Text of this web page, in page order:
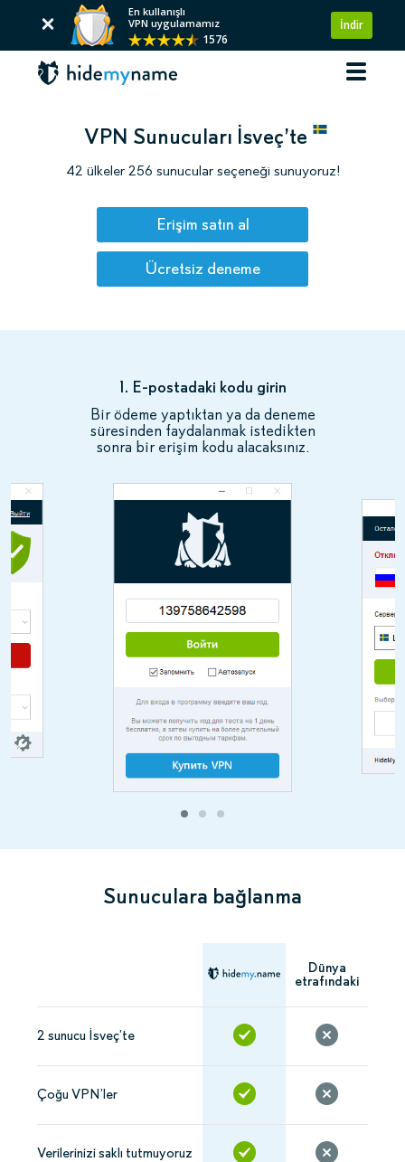
En kullanışlı
VPN uygulamamız
1576
İndir
VPN Sunucuları İsveç’te
42 ülkeler 256 sunucular seçeneği sunuyoruz!
Erişim satın al
Ücretsiz deneme
1. E-postadaki kodu girin
Bir ödeme yaptıktan ya da deneme
süresinden faydalanmak istedikten
sonra bir erişim kodu alacaksınız.
Sunuculara bağlanma
Dünya
etrafındaki
2 sunucu İsveç’te
Çoğu VPN’ler
Verilerinizi saklı tutmuyoruz